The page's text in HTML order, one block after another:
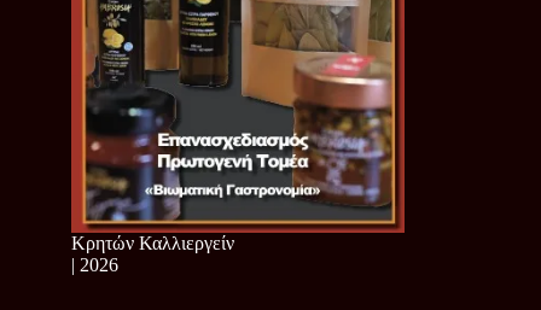
Κρητών Καλλιεργείν
| 2026